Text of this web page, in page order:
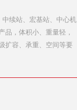
续站、宏基站、中心机
品，体积小、重量轻，
扩容、承重、空间等要